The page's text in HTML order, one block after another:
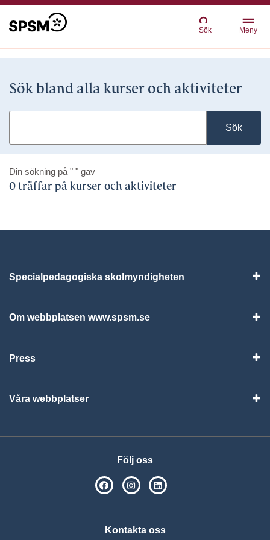
Sök Meny
Sök bland alla kurser och aktiviteter
Sök
Din sökning på " " gav
0 träffar på kurser och aktiviteter
Specialpedagogiska skolmyndigheten
Om webbplatsen www.spsm.se
Press
Våra webbplatser
Följ oss
SPSM på Facebook
SPSM på Instagram
Kontakta oss